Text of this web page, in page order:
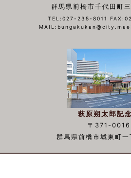
群馬県前橋市千代田町
TEL:027-235-8011
萩原朔太郎記
〒371-0016
群馬県前橋市城東町